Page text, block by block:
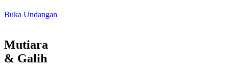
Buka Undangan
Mutiara
& Galih